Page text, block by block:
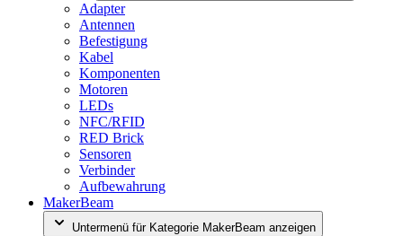
Adapter
Antennen
Befestigung
Kabel
Komponenten
Motoren
LEDs
NFC/RFID
RED Brick
Sensoren
Verbinder
Aufbewahrung
MakerBeam
Untermenü für Kategorie MakerBeam anzeigen